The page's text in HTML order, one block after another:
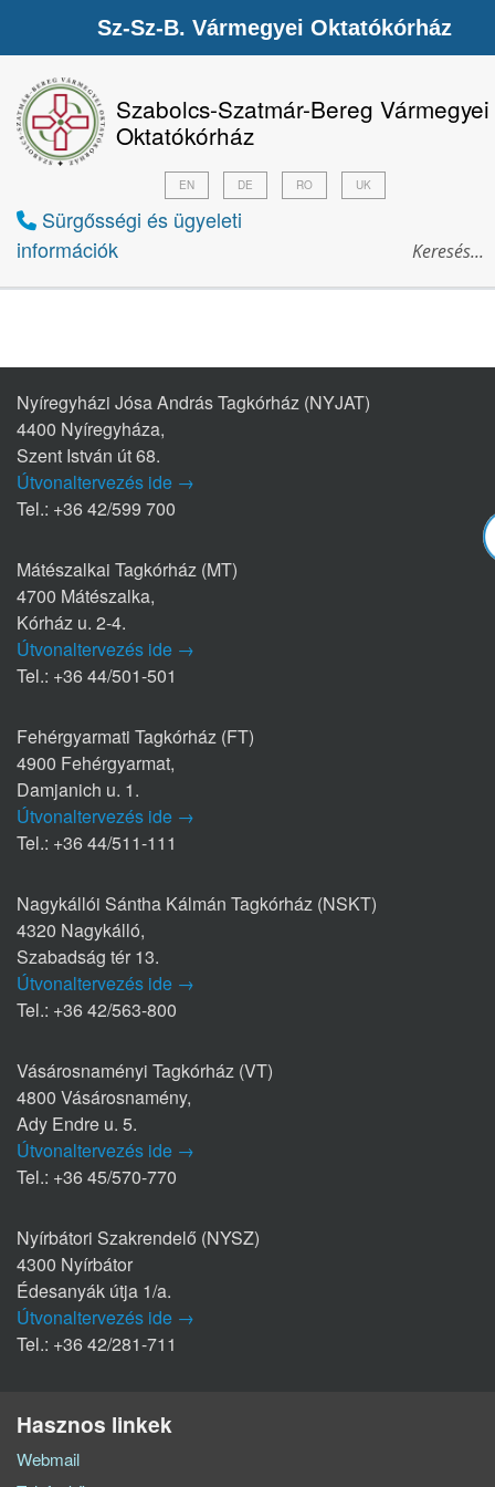
Szabolcs-Szatmár-Bereg Vármegyei
Oktatókórház
Sürgősségi és ügyeleti
információk
EN DE RO UK
Nyíregyházi Jósa András Tagkórház (NYJAT)
4400 Nyíregyháza,
Szent István út 68.
Útvonaltervezés ide →
Tel.: +36 42/599 700
Mátészalkai Tagkórház (MT)
4700 Mátészalka,
Kórház u. 2-4.
Útvonaltervezés ide →
Tel.: +36 44/501-501
Fehérgyarmati Tagkórház (FT)
4900 Fehérgyarmat,
Damjanich u. 1.
Útvonaltervezés ide →
Tel.: +36 44/511-111
Nagykállói Sántha Kálmán Tagkórház (NSKT)
4320 Nagykálló,
Szabadság tér 13.
Útvonaltervezés ide →
Tel.: +36 42/563-800
Vásárosnaményi Tagkórház (VT)
4800 Vásárosnamény,
Ady Endre u. 5.
Útvonaltervezés ide →
Tel.: +36 45/570-770
Nyírbátori Szakrendelő (NYSZ)
4300 Nyírbátor
Édesanyák útja 1/a.
Útvonaltervezés ide →
Tel.: +36 42/281-711
Hasznos linkek
Webmail
Sz-Sz-B. Vármegyei Oktatókórház